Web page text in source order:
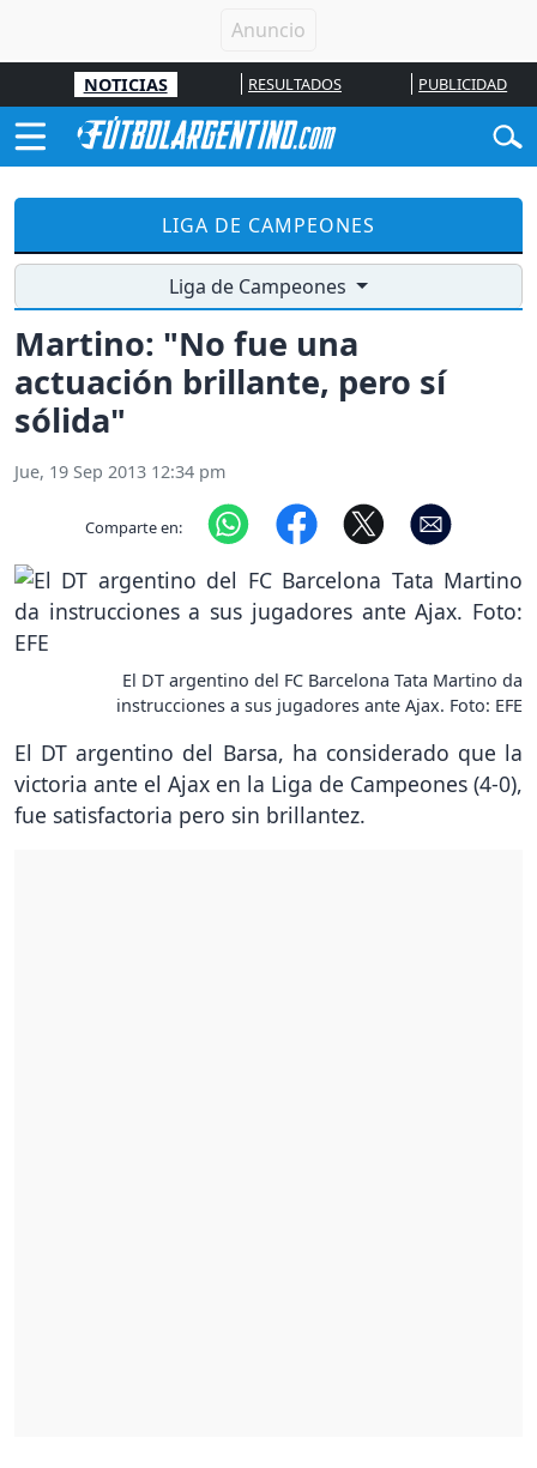
NOTICIAS RESULTADOS PUBLICIDAD
LIGA DE CAMPEONES
Liga de Campeones
Martino: "No fue una
actuación brillante, pero sí
sólida"
Jue, 19 Sep 2013 12:34 pm
Comparte en:
El DT argentino del FC Barcelona Tata Martino da
instrucciones a sus jugadores ante Ajax. Foto: EFE
El DT argentino del Barsa, ha considerado que la
victoria ante el Ajax en la Liga de Campeones (4-0),
fue satisfactoria pero sin brillantez.